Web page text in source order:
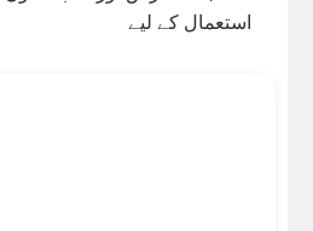
استعمال کے لیے